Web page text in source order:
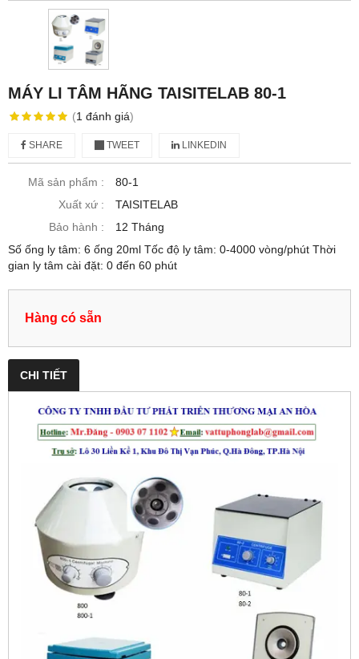
MÁY LI TÂM HÃNG TAISITELAB 80-1
(1 đánh giá)
SHARE TWEET LINKEDIN
Mã sản phẩm :
80-1
Xuất xứ :
TAISITELAB
Bảo hành :
12 Tháng
Số ống ly tâm: 6 ống 20ml Tốc độ ly tâm: 0-4000 vòng/phút Thời
gian ly tâm cài đặt: 0 đến 60 phút
Hàng có sẵn
CHI TIẾT